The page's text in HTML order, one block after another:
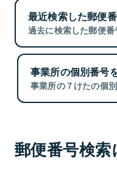
最近検索した郵便
過去に検索した郵便番
事業所の個別番号
事業所の７けたの個
郵便番号検